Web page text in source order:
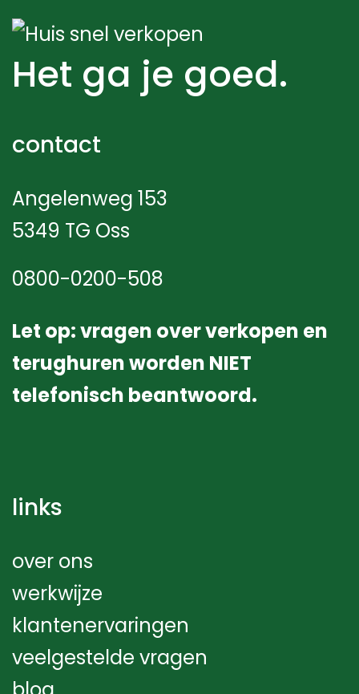
Het ga je goed.
contact
Angelenweg 153
5349 TG Oss
0800-0200-508
Let op: vragen over verkopen en
terughuren worden NIET
telefonisch beantwoord.
links
over ons
werkwijze
klantenervaringen
veelgestelde vragen